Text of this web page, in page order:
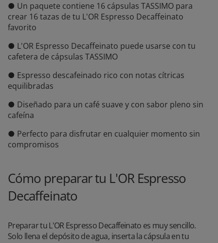
● Un paquete contiene 16 cápsulas TASSIMO para
crear 16 tazas de tu L'OR Espresso Decaffeinato
favorito
● L'OR Espresso Decaffeinato puede usarse con tu
cafetera de cápsulas TASSIMO
● Espresso descafeinado rico con notas cítricas
equilibradas
● Diseñado para un café suave y con sabor pleno sin
cafeína
● Perfecto para disfrutar en cualquier momento sin
compromisos
Cómo preparar tu L'OR Espresso
Decaffeinato
Preparar tu L'OR Espresso Decaffeinato es muy sencillo.
Solo llena el depósito de agua, inserta la cápsula en tu